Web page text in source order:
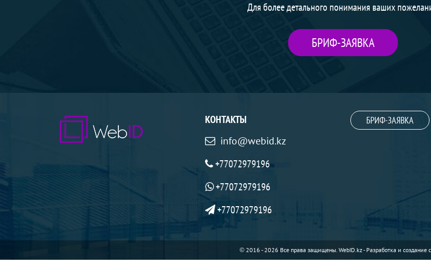
Для более детального понимания ваших
БРИФ-ЗАЯВКА
КОНТАКТЫ
info@webid.kz
+77072979196
+77072979196
+77072979196
БРИФ-ЗАЯВКА
© 2016 - 2026 Все права защищены. WebID.kz - Разработка и создание